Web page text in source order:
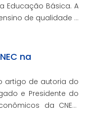
Educação Básica. A
de qualidade e
na
artigo de autoria do
e Presidente do
da CNEC,